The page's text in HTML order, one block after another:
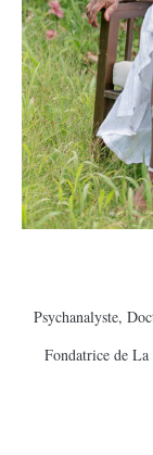
Psychanalyste,
Fondatrice de La